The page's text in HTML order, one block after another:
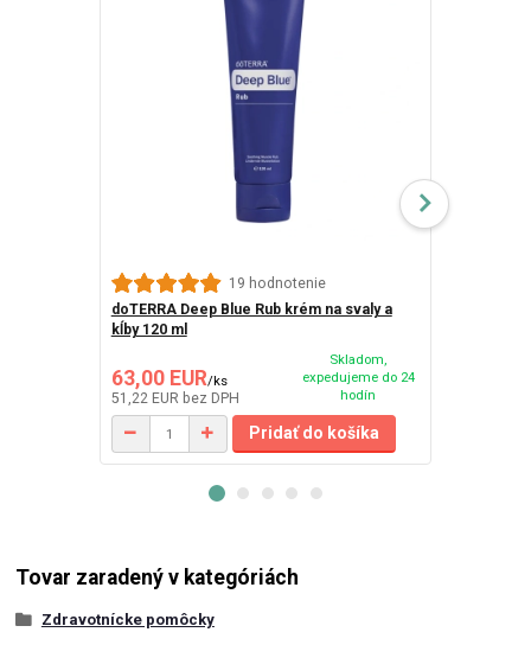
19 hodnotenie
doTERRA Deep Blue Rub krém na svaly a
kĺby 120 ml
63,00 EUR/ks
51,22 EUR bez DPH
Skladom,
expedujeme do 24
hodín
Pridať do košíka
Tovar zaradený v kategóriách
Zdravotnícke pomôcky